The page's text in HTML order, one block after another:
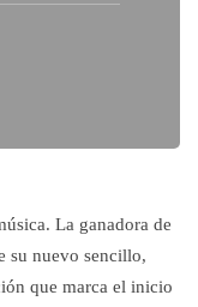
La ganadora de
su nuevo sencillo,
que marca el inicio